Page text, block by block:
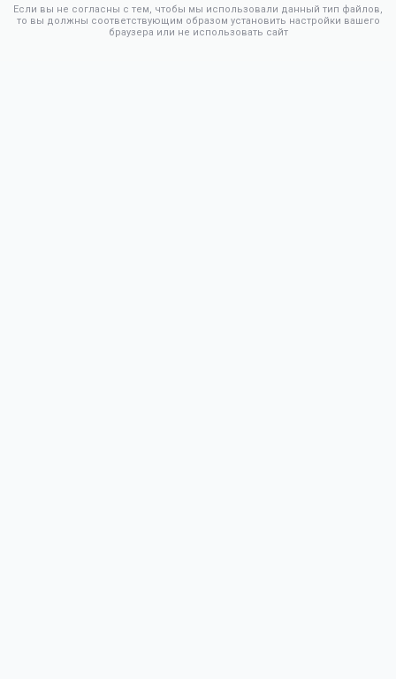
Если вы не согласны с тем, чтобы мы использовали данный тип файлов,
то вы должны соответствующим образом установить настройки вашего
браузера или не использовать сайт